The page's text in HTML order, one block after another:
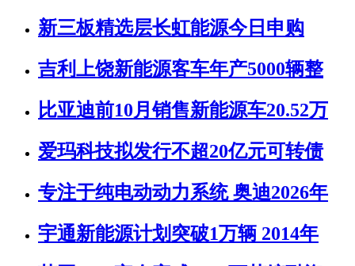
新三板精选层长虹能源今日申购
吉利上饶新能源客车年产5000辆整
比亚迪前10月销售新能源车20.52万
爱玛科技拟发行不超20亿元可转债
专注于纯电动动力系统 奥迪2026年
宇通新能源计划突破1万辆 2014年